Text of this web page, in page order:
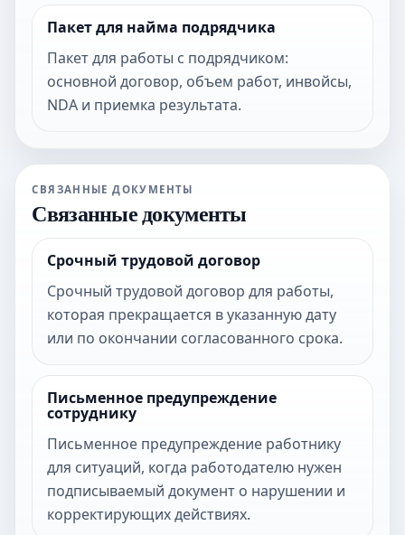
Пакет для найма подрядчика
Пакет для работы с подрядчиком:
основной договор, объем работ, инвойсы,
NDA и приемка результата.
СВЯЗАННЫЕ ДОКУМЕНТЫ
Связанные документы
Срочный трудовой договор
Срочный трудовой договор для работы,
которая прекращается в указанную дату
или по окончании согласованного срока.
Письменное предупреждение
сотруднику
Письменное предупреждение работнику
для ситуаций, когда работодателю нужен
подписываемый документ о нарушении и
корректирующих действиях.